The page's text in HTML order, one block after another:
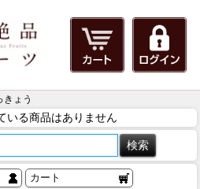
きょう
いる商品はありません
カート